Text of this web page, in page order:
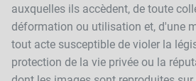
auxquelles ils accèdent, de toute
déformation ou utilisation et, d'une
tout acte susceptible de violer la
protection de la vie privée ou la